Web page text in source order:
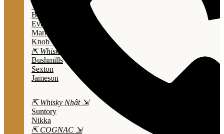
Wild Turkey
Bulleit Bourbon
Evan Williams
Marker's Mark
Knob Creek
⇱ Whiskey Ailen ⇲
Bushmills
Sexton
Jameson
⇱ Whisky Nhật ⇲
Suntory
Nikka
⇱ COGNAC ⇲